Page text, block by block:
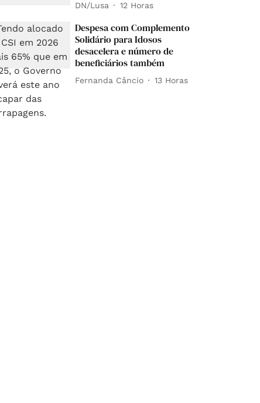
DN/Lusa 12 Horas
Despesa com Complemento
Solidário para Idosos
desacelera e número de
beneficiários também
Fernanda Câncio 13 Horas